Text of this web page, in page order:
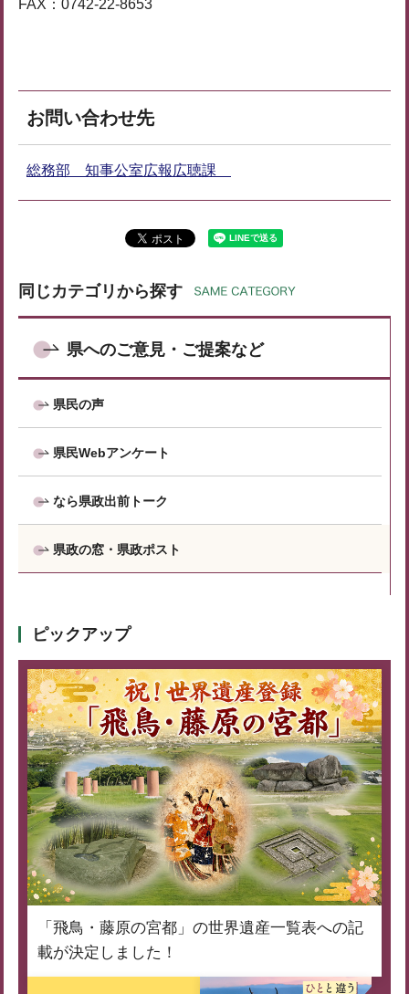
FAX：0742-22-8653
お問い合わせ先
総務部 知事公室広報広聴課
同じカテゴリから探す
県へのご意見・ご提案など
県民の声
県民Webアンケート
なら県政出前トーク
県政の窓・県政ポスト
ピックアップ
「飛鳥・藤原の宮都」の世界遺産一覧表への記
載が決定しました！